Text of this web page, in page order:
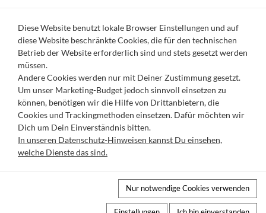
Datenschutz
Cookie-Einstellungen
AGB
Impressum
URV widerrufen
Süderstr. 56, 25836 Garding
04862 104 1206
Diese Website benutzt lokale Browser Einstellungen und auf
diese Website beschränkte Cookies, die für den technischen
Betrieb der Website erforderlich sind und stets gesetzt werden
müssen.
Andere Cookies werden nur mit Deiner Zustimmung gesetzt.
Um unser Marketing-Budget jedoch sinnvoll einsetzen zu
können, benötigen wir die Hilfe von Drittanbietern, die
Cookies und Trackingmethoden einsetzen. Dafür möchten wir
Dich um Dein Einverständnis bitten.
In unseren Datenschutz-Hinweisen kannst Du einsehen,
welche Dienste das sind.
Nur notwendige Cookies verwenden